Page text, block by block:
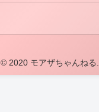
© 2020 モアザちゃんねる.